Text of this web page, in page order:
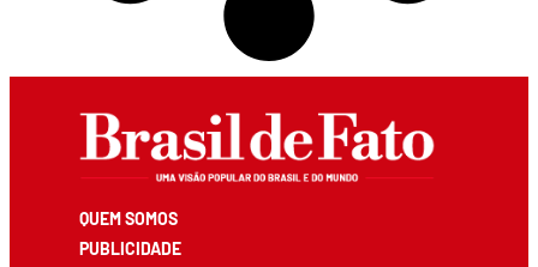
QUEM SOMOS
PUBLICIDADE